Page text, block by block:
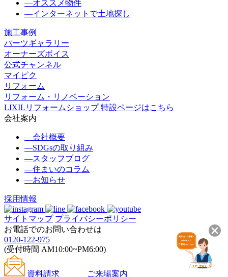
―オススメ物件
―インターネットで土地探し
施工事例
パーツギャラリー
オーナーズボイス
公式チャンネル
マイピク
リフォーム
リフォーム・リノベーション
LIXILリフォームショップ 特設ページはこちら
会社案内
―会社概要
―SDGsの取り組み
―スタッフブログ
―住まいのコラム
―お知らせ
採用情報
サイトマップ プライバシーポリシー
お電話でのお問い合わせは
0120-122-975
(受付時間 AM10:00~PM6:00)
資料請求 ご来場案内